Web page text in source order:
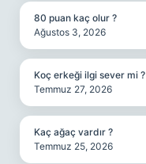
80 puan kaç olur ?
Ağustos 3, 2026
Koç erkeği ilgi sever mi ?
Temmuz 27, 2026
Kaç ağaç vardır ?
Temmuz 25, 2026